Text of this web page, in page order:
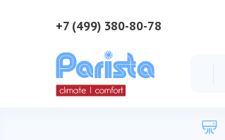
+7 (499) 380-80-78